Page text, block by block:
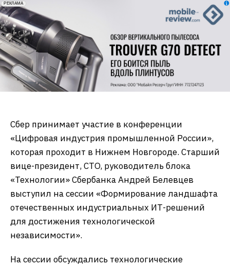
erid: 2VfnxxmNzs5
РЕКЛАМА
Сбер принимает участие в конференции
«Цифровая индустрия промышленной России»,
которая проходит в Нижнем Новгороде. Старший
вице-президент, CTO, руководитель блока
«Технологии» Сбербанка Андрей Белевцев
выступил на сессии «Формирование ландшафта
отечественных индустриальных ИТ-решений
для достижения технологической
независимости».
На сессии обсуждались технологические